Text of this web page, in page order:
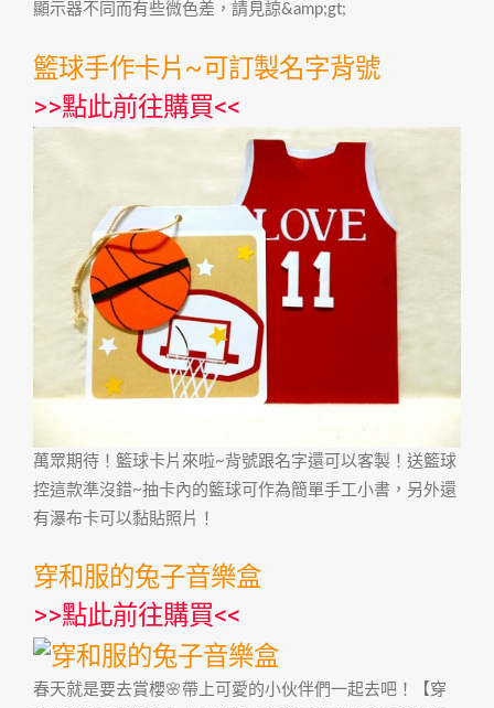
顯示器不同而有些微色差，請見諒&amp;gt;
籃球手作卡片~可訂製名字背號
>>點此前往購買<<
萬眾期待！籃球卡片來啦~背號跟名字還可以客製！送籃球
控這款準沒錯~抽卡內的籃球可作為簡單手工小書，另外還
有瀑布卡可以黏貼照片！
穿和服的兔子音樂盒
>>點此前往購買<<
春天就是要去賞櫻🌸帶上可愛的小伙伴們一起去吧！【穿